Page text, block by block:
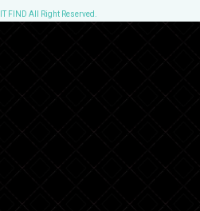
FIND All Right Reserved.